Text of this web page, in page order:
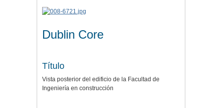
Dublin Core
Título
Vista posterior del edificio de la Facultad de
Ingeniería en construcción